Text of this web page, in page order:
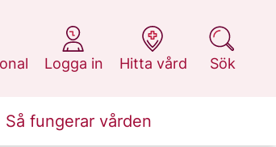
Logga in
på 1177.se
Hitta vård
på 1177.se
Sök
på 1177.se
Så fungerar vården